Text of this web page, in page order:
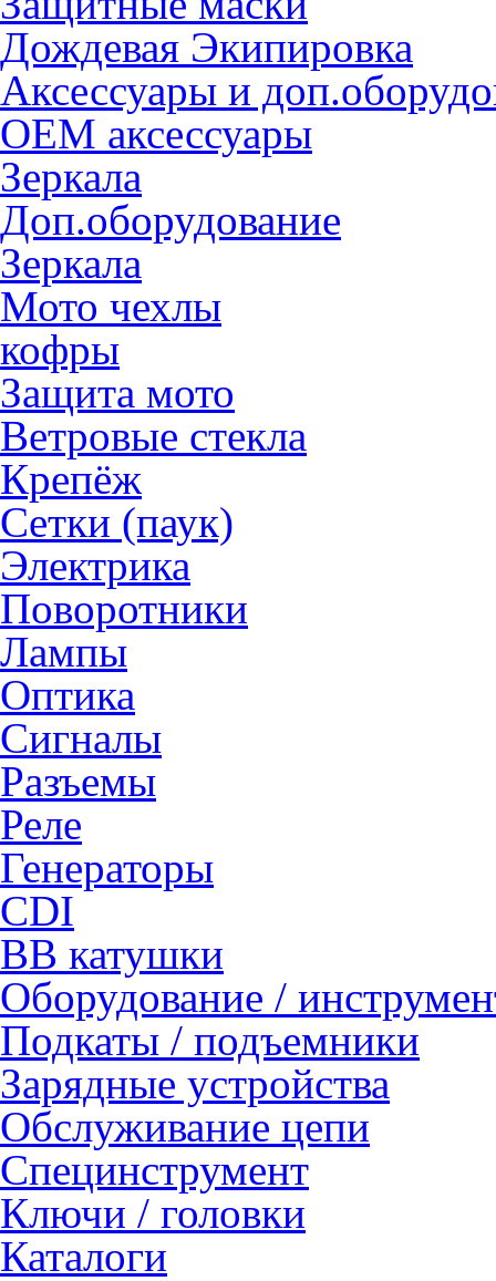
Дождевая Экипировка
Аксессуары и
OEM аксессуары
Зеркала
Доп.оборудование
Зеркала
Мото чехлы
кофры
Защита мото
Ветровые стекла
Крепёж
Сетки (паук)
Электрика
Поворотники
Лампы
Оптика
Сигналы
Разъемы
Реле
Генераторы
CDI
ВВ катушки
Оборудование /
Подкаты / подъемники
Зарядные устройства
Обслуживание цепи
Специнструмент
Ключи / головки
Каталоги